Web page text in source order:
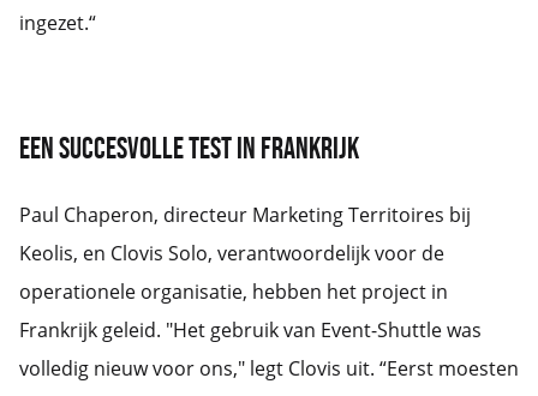
ingezet.“
Een succesvolle test in Frankrijk
Paul Chaperon, directeur Marketing Territoires bij
Keolis, en Clovis Solo, verantwoordelijk voor de
operationele organisatie, hebben het project in
Frankrijk geleid. "Het gebruik van Event-Shuttle was
volledig nieuw voor ons," legt Clovis uit. “Eerst moesten